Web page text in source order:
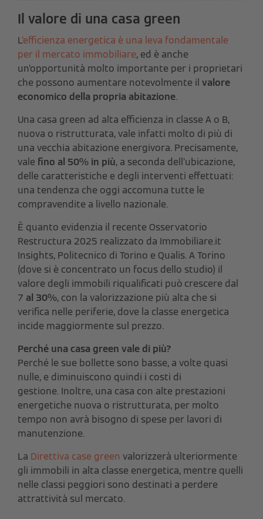
Il valore di una casa green
L’efficienza energetica è una leva fondamentale
per il mercato immobiliare, ed è anche
un’opportunità molto importante per i proprietari
che possono aumentare notevolmente il valore
economico della propria abitazione.
Una casa green ad alta efficienza in classe A o B,
nuova o ristrutturata, vale infatti molto di più di
una vecchia abitazione energivora. Precisamente,
vale fino al 50% in più, a seconda dell’ubicazione,
delle caratteristiche e degli interventi effettuati:
una tendenza che oggi accomuna tutte le
compravendite a livello nazionale.
È quanto evidenzia il recente Osservatorio
Restructura 2025 realizzato da Immobiliare.it
Insights, Politecnico di Torino e Qualis. A Torino
(dove si è concentrato un focus dello studio) il
valore degli immobili riqualificati può crescere dal
7 al 30%, con la valorizzazione più alta che si
verifica nelle periferie, dove la classe energetica
incide maggiormente sul prezzo.
Perché una casa green vale di più?
Perché le sue bollette sono basse, a volte quasi
nulle, e diminuiscono quindi i costi di
gestione. Inoltre, una casa con alte prestazioni
energetiche nuova o ristrutturata, per molto
tempo non avrà bisogno di spese per lavori di
manutenzione.
La Direttiva case green valorizzerà ulteriormente
gli immobili in alta classe energetica, mentre quelli
nelle classi peggiori sono destinati a perdere
attrattività sul mercato.